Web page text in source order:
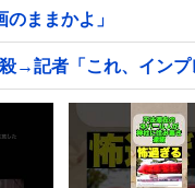
ままかよ」
→記者「これ、イン